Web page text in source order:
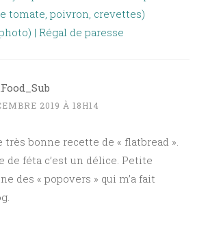
tomate, poivron, crevettes)
| Régal de paresse
2019 À 18H14
bonne recette de « flatbread ».
de féta c’est un délice. Petite
des « popovers » qui m’a fait